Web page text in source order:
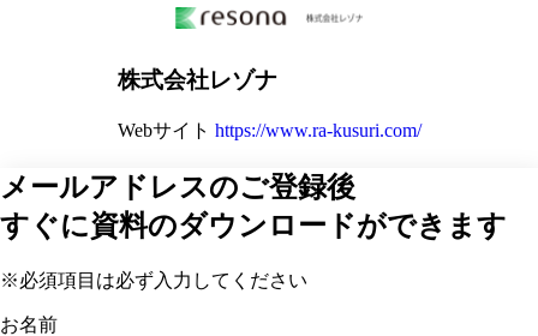
株式会社レゾナ
Webサイト https://www.ra-kusuri.com/
メールアドレスのご登録後
すぐに資料のダウンロードができます
※必須項目は必ず入力してください
お名前